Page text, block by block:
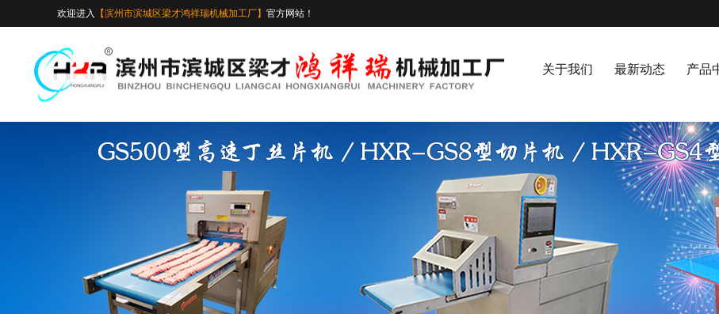
欢迎进入 【滨州市滨城区梁才鸿祥瑞机械加工厂】 官方网站！
关于我们 最新动态 产品